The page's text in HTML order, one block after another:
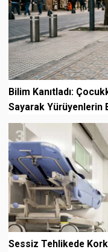
Bilim Kanıtladı:
Sayarak Yürüyenlerin
3
Sessiz Tehlikede